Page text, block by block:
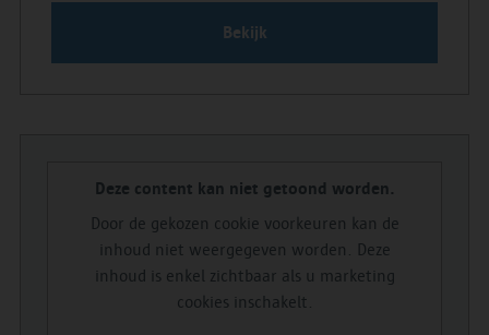
Bekijk
Deze content kan niet getoond worden.
Door de gekozen cookie voorkeuren kan de
inhoud niet weergegeven worden. Deze
inhoud is enkel zichtbaar als u marketing
cookies inschakelt.